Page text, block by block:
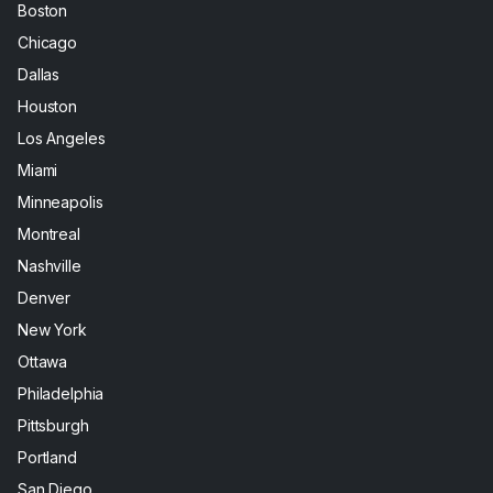
Boston
Chicago
Dallas
Houston
Los Angeles
Miami
Minneapolis
Montreal
Nashville
Denver
New York
Ottawa
Philadelphia
Pittsburgh
Portland